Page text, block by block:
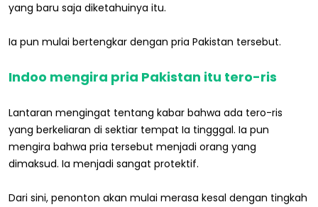
yang baru saja diketahuinya itu.
Ia pun mulai bertengkar dengan pria Pakistan tersebut.
Indoo mengira pria Pakistan itu tero-ris
Lantaran mengingat tentang kabar bahwa ada tero-ris
yang berkeliaran di sektiar tempat Ia tingggal. Ia pun
mengira bahwa pria tersebut menjadi orang yang
dimaksud. Ia menjadi sangat protektif.
Dari sini, penonton akan mulai merasa kesal dengan tingkah